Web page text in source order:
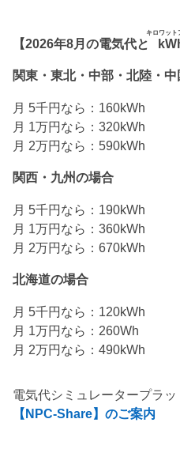
【2026年8月の電気代と
キロワット
関東・東北・中部・北陸・
月 5千円なら：160kWh
月 1万円なら：320kWh
月 2万円なら：590kWh
関西・九州の場合
月 5千円なら：190kWh
月 1万円なら：360kWh
月 2万円なら：670kWh
北海道の場合
月 5千円なら：120kWh
月 1万円なら：260Wh
月 2万円なら：490kWh
電気代シミュレータープラッ
【NPC-Share】のご案内